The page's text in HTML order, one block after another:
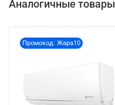
Аналогичные товары
Промокод: Жара10